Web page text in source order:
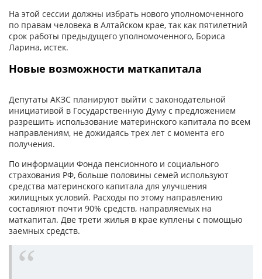
На этой сессии должны избрать нового уполномоченного
по правам человека в Алтайском крае, так как пятилетний
срок работы предыдущего уполномоченного, Бориса
Ларина, истек.
Новые возможности маткапитала
Депутаты АКЗС планируют выйти с законодательной
инициативой в Государственную Думу с предложением
разрешить использование материнского капитала по всем
направлениям, не дожидаясь трех лет с момента его
получения.
По информации Фонда пенсионного и социального
страхования РФ, больше половины семей используют
средства материнского капитала для улучшения
жилищных условий. Расходы по этому направлению
составляют почти 90% средств, направляемых на
маткапитал. Две трети жилья в крае куплены с помощью
заемных средств.